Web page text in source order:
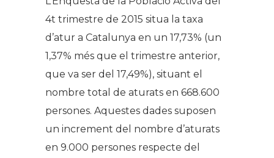
4t trimestre de 2015 situa la taxa
d’atur a Catalunya en un 17,73% (un
1,37% més que el trimestre anterior,
que va ser del 17,49%), situant el
nombre total de aturats en 668.600
persones. Aquestes dades suposen
un increment del nombre d’aturats
en 9.000 persones respecte del